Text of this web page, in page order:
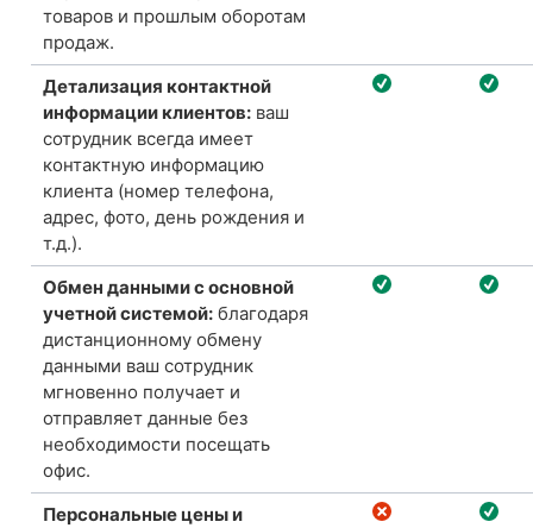
товаров и прошлым оборотам
продаж.
Детализация контактной
информации клиентов: ваш
сотрудник всегда имеет
контактную информацию
клиента (номер телефона,
адрес, фото, день рождения и
т.д.).
Обмен данными с основной
учетной системой: благодаря
дистанционному обмену
данными ваш сотрудник
мгновенно получает и
отправляет данные без
необходимости посещать
офис.
Персональные цены и